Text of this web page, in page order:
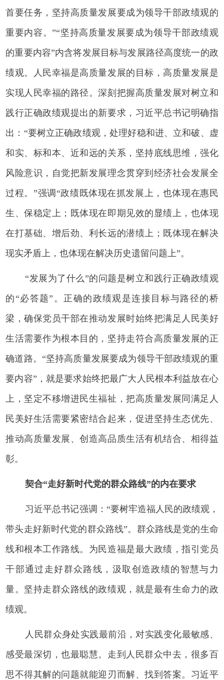
首要任务，坚持高质量发展要成为领导干部政绩观的
重要内容。”“坚持高质量发展要成为领导干部政绩观
的重要内容”内含将发展目标与发展路径高度统一的政
绩观。人民幸福是高质量发展的目标，高质量发展是
实现人民幸福的路径。深刻把握高质量发展对树立和
践行正确政绩观提出的新要求，习近平总书记明确指
出：“要树立正确政绩观，处理好稳和进、立和破、虚
和实、标和本、近和远的关系，坚持底线思维，强化
风险意识，自觉把新发展理念贯穿到经济社会发展全
过程。”强调“政绩既体现在抓发展上，也体现在惠民
生、保稳定上；既体现在即期见效的显绩上，也体现
在打基础、增后劲、利长远的潜绩上；既体现在解决
现实矛盾上，也体现在解决历史遗留问题上”。
“发展为了什么”的问题是树立和践行正确政绩观
的“必答题”。正确的政绩观是连接目标与路径的桥
梁，确保党员干部在推动发展时始终把满足人民美好
生活需要作为根本目的，坚持走符合高质量发展的正
确道路。“坚持高质量发展要成为领导干部政绩观的重
要内容”，就是要求始终把最广大人民根本利益放在心
上，坚定不移增进民生福祉，把高质量发展同满足人
民美好生活需要紧密结合起来，促进坚持生态优先、
推动高质量发展、创造高品质生活有机结合、相得益
彰。
契合“走好新时代党的群众路线”的内在要求
习近平总书记强调：“要树牢造福人民的政绩观，
带头走好新时代党的群众路线”。群众路线是党的生命
线和根本工作路线。为民造福是最大政绩，指引党员
干部通过走好群众路线，汲取创造政绩的智慧与力
量。坚持走群众路线的政绩观，就是最有生命力的政
绩观。
人民群众身处实践最前沿，对实践变化最敏感、
感受最深切，也最聪慧。走到人民群众中去，很多百
思不得其解的问题就能迎刃而解、找到答案。习近平